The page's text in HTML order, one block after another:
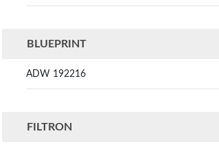
BLUEPRINT
ADW 192216
FILTRON